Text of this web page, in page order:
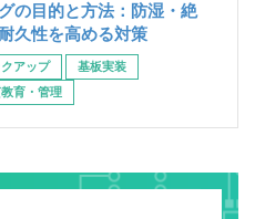
の目的と方法：防湿・絶
久性を高める対策
クアップ
基板実装
育・管理